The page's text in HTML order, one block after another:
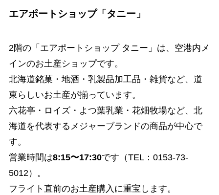
エアポートショップ「タニー」
2階の「エアポートショップ タニー」は、空港内メ
インのお土産ショップです。
北海道銘菓・地酒・乳製品加工品・雑貨など、道
東らしいお土産が揃っています。
六花亭・ロイズ・よつ葉乳業・花畑牧場など、北
海道を代表するメジャーブランドの商品が中心で
す。
営業時間は8:15〜17:30です（TEL：0153-73-
5012）。
フライト直前のお土産購入に重宝します。